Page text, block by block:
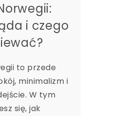
i czego
to przede
minimalizm i
W tym
się, jak